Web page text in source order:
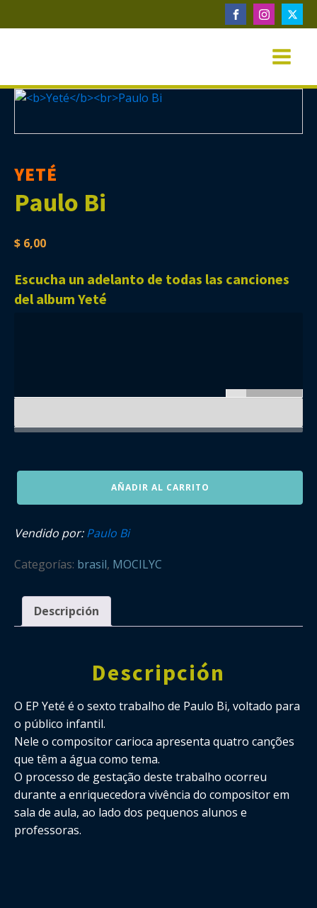
YETÉ
Paulo Bi
$ 6,00
Escucha un adelanto de todas las canciones
del album Yeté
AÑADIR AL CARRITO
Vendido por:Paulo Bi
Categorías: brasil, MOCILYC
Descripción
Descripción
O EP Yeté é o sexto trabalho de Paulo Bi, voltado para
o público infantil.
Nele o compositor carioca apresenta quatro canções
que têm a água como tema.
O processo de gestação deste trabalho ocorreu
durante a enriquecedora vivência do compositor em
sala de aula, ao lado dos pequenos alunos e
professoras.